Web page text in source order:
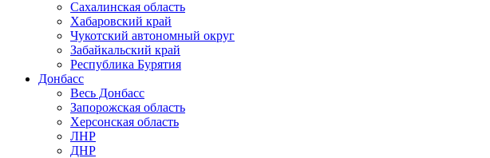
Сахалинская область
Хабаровский край
Чукотский автономный округ
Забайкальский край
Республика Бурятия
Донбасс
Весь Донбасс
Запорожская область
Херсонская область
ЛНР
ДНР